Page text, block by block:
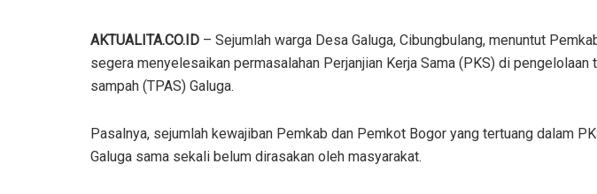
AKTUALITA.CO.ID – Sejumlah warga Desa Galuga, Cibungbulang, menuntut
segera menyelesaikan permasalahan Perjanjian Kerja Sama (PKS) di pengelolaan
sampah (TPAS) Galuga.
Pasalnya, sejumlah kewajiban Pemkab dan Pemkot Bogor yang tertuang dalam
Galuga sama sekali belum dirasakan oleh masyarakat.